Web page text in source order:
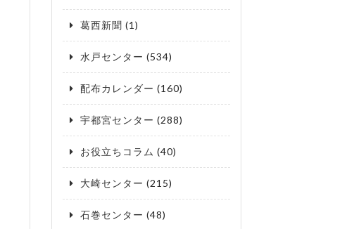
葛西新聞 (1)
水戸センター (534)
配布カレンダー (160)
宇都宮センター (288)
お役立ちコラム (40)
大崎センター (215)
石巻センター (48)